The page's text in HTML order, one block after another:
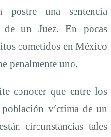
postre una sentencia
de un Juez. En pocas
cometidos en México
penalmente uno.
conocer que entre los
víctima de un
circunstancias tales